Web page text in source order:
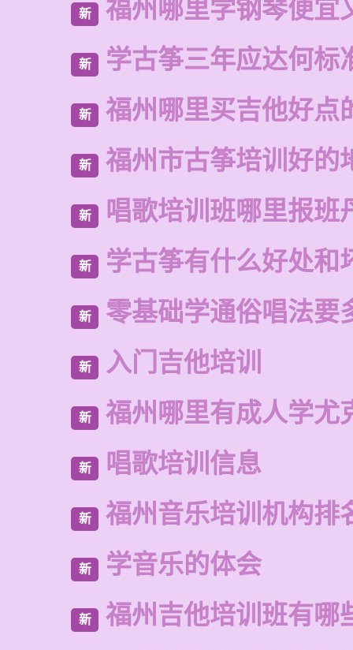
新 福州哪里学钢琴便宜
新 学古筝三年应达何标
新 福州哪里买吉他好点
新 福州市古筝培训好的
新 唱歌培训班哪里报班
新 学古筝有什么好处和
新 零基础学通俗唱法要
新 入门吉他培训
新 福州哪里有成人学尤
新 唱歌培训信息
新 福州音乐培训机构排
新 学音乐的体会
新 福州吉他培训班有哪